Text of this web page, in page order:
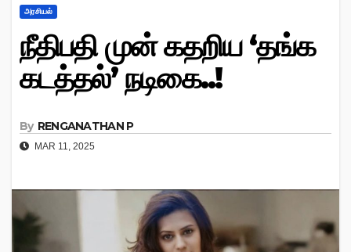
அரசியல்
நீதிபதி முன் கதறிய ‘தங்க
கடத்தல்’ நடிகை..!
By RENGANATHAN P
MAR 11, 2025